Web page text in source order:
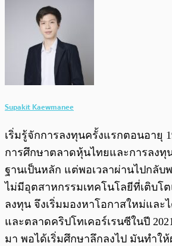
Supakit Kaewmanee
เริ่มรู้จักการลงทุนครั้งแรกตอนอายุ
การศึกษาตลาดหุ้นไทยและการลงทุ
ฐานเป็นหลัก แต่พอเวลาผ่านไปกลับ
ไม่มีอุตสาหกรรมเทคโนโลยีที่เติบโ
ลงทุน จึงเริ่มมองหาโอกาสใหม่และ
และตลาดคริปโทเคอร์เรนซีในปี
มา พอได้เริ่มศึกษาลึกลงไป มันทำใ